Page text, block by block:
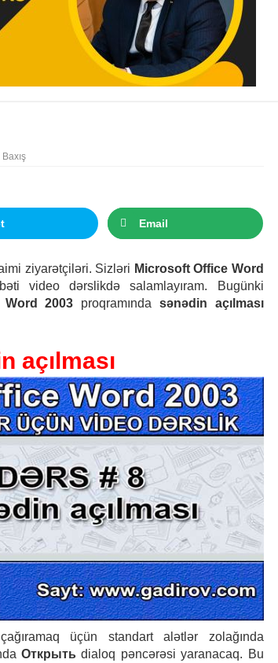
Baxış
Email
ziyarətçiləri. Sizləri Microsoft Office Word
video dərslikdə salamlayıram. Bugünki
Word 2003 proqramında sənədin açılması
açılması
üçün standart alətlər zolağında
Открыть dialoq pəncərəsi yaranacaq. Bu